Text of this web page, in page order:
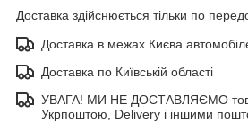
Доставка здійснюється тільки по
Доставка в межах Києва
Доставка по Київській області
УВАГА! МИ НЕ ДОСТАВЛЯЄМО
Укрпоштою, Delivery і іншими